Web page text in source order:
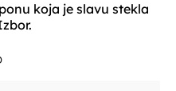
koja je slavu stekla